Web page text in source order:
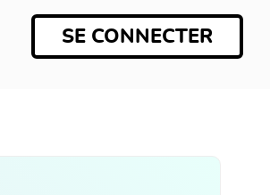
SE CONNECTER